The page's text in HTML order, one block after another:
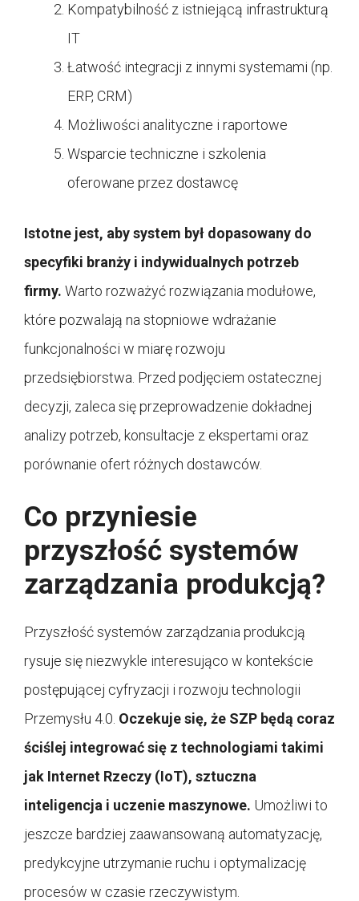
Kompatybilność z istniejącą infrastrukturą
IT
Łatwość integracji z innymi systemami (np.
ERP, CRM)
Możliwości analityczne i raportowe
Wsparcie techniczne i szkolenia
oferowane przez dostawcę
Istotne jest, aby system był dopasowany do
specyfiki branży i indywidualnych potrzeb
firmy. Warto rozważyć rozwiązania modułowe,
które pozwalają na stopniowe wdrażanie
funkcjonalności w miarę rozwoju
przedsiębiorstwa. Przed podjęciem ostatecznej
decyzji, zaleca się przeprowadzenie dokładnej
analizy potrzeb, konsultacje z ekspertami oraz
porównanie ofert różnych dostawców.
Co przyniesie
przyszłość systemów
zarządzania produkcją?
Przyszłość systemów zarządzania produkcją
rysuje się niezwykle interesująco w kontekście
postępującej cyfryzacji i rozwoju technologii
Przemysłu 4.0. Oczekuje się, że SZP będą coraz
ściślej integrować się z technologiami takimi
jak Internet Rzeczy (IoT), sztuczna
inteligencja i uczenie maszynowe. Umożliwi to
jeszcze bardziej zaawansowaną automatyzację,
predykcyjne utrzymanie ruchu i optymalizację
procesów w czasie rzeczywistym.